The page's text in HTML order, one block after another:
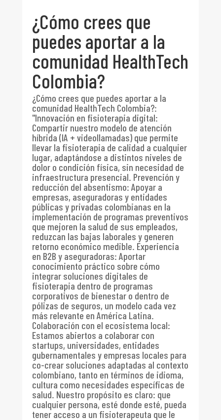
¿Cómo crees que
puedes aportar a la
comunidad HealthTech
Colombia?
¿Cómo crees que puedes aportar a la
comunidad HealthTech Colombia?:
"Innovación en fisioterapia digital:
Compartir nuestro modelo de atención
híbrida (IA + videollamadas) que permite
llevar la fisioterapia de calidad a cualquier
lugar, adaptándose a distintos niveles de
dolor o condición física, sin necesidad de
infraestructura presencial. Prevención y
reducción del absentismo: Apoyar a
empresas, aseguradoras y entidades
públicas y privadas colombianas en la
implementación de programas preventivos
que mejoren la salud de sus empleados,
reduzcan las bajas laborales y generen
retorno económico medible. Experiencia
en B2B y aseguradoras: Aportar
conocimiento práctico sobre cómo
integrar soluciones digitales de
fisioterapia dentro de programas
corporativos de bienestar o dentro de
pólizas de seguros, un modelo cada vez
más relevante en América Latina.
Colaboración con el ecosistema local:
Estamos abiertos a colaborar con
startups, universidades, entidades
gubernamentales y empresas locales para
co-crear soluciones adaptadas al contexto
colombiano, tanto en términos de idioma,
cultura como necesidades específicas de
salud. Nuestro propósito es claro: que
cualquier persona, esté donde esté, pueda
tener acceso a un fisioterapeuta que le